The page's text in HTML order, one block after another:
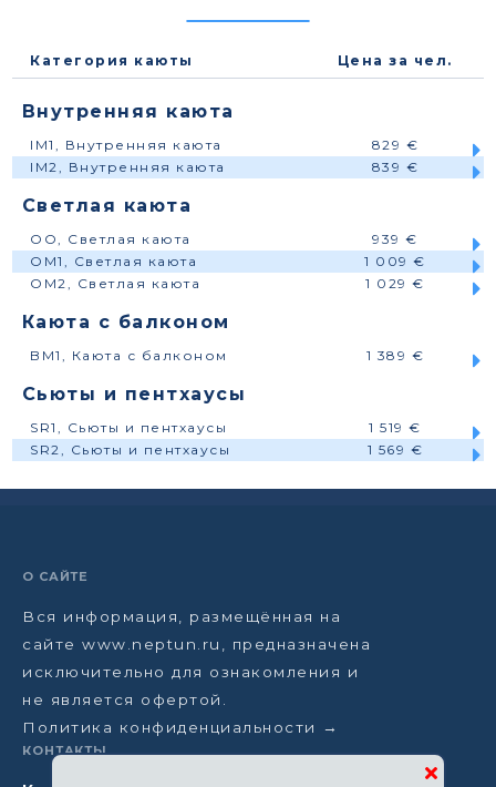
Категория каюты Цена за чел.
Внутренняя каюта
IM1, Внутренняя каюта
829 €
IM2, Внутренняя каюта
839 €
Светлая каюта
OO, Светлая каюта
939 €
OM1, Светлая каюта
1 009 €
OM2, Светлая каюта
1 029 €
Каюта с балконом
BM1, Каюта с балконом 1 389 €
Сьюты и пентхаусы
SR1, Сьюты и пентхаусы
1 519 €
SR2, Сьюты и пентхаусы
1 569 €
О САЙТЕ
Вся информация, размещённая на
сайте www.neptun.ru, предназначена
исключительно для ознакомления и
не является офертой.
Политика конфиденциальности →
КОНТАКТЫ